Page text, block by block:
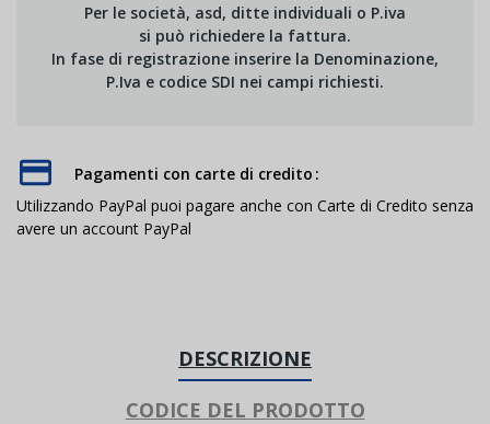
Per le società, asd, ditte individuali o P.iva
si può richiedere la fattura.
In fase di registrazione inserire la Denominazione,
P.Iva e codice SDI nei campi richiesti.
Pagamenti con carte di credito
Utilizzando PayPal puoi pagare anche con Carte di Credito senza
avere un account PayPal
DESCRIZIONE
CODICE DEL PRODOTTO